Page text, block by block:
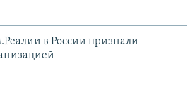
в России признали